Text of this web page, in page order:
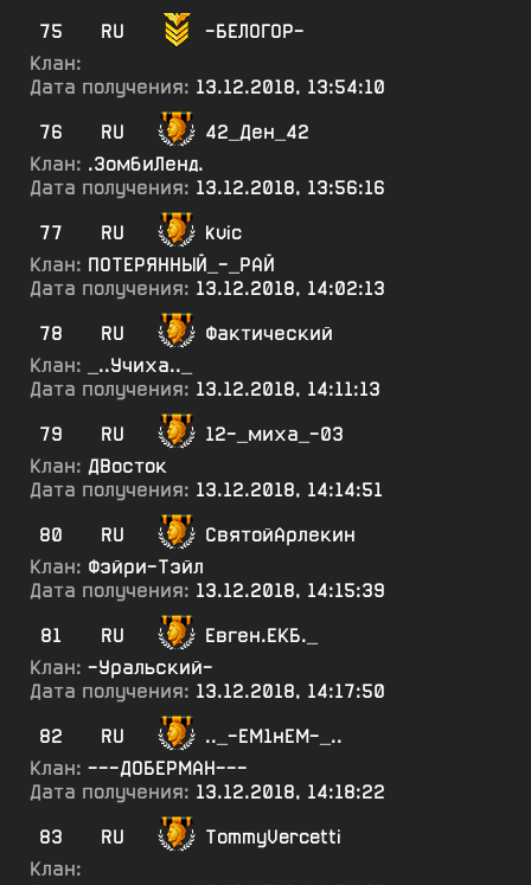
75
RU
-БЕЛОГОР-
Клан:
Дата получения: 13.12.2018, 13:54:10
76
RU
42_Ден_42
Клан: .ЗомбиЛенд.
Дата получения: 13.12.2018, 13:56:16
77
RU
kvic
Клан: ПОТЕРЯННЫЙ_-_РАЙ
Дата получения: 13.12.2018, 14:02:13
78
RU
Фактический
Клан:
_..Учиха.._
Дата получения: 13.12.2018, 14:11:13
79
RU
12-_миха_-03
Клан: ДВосток
Дата получения: 13.12.2018, 14:14:51
80
RU
СвятойАрлекин
Клан: Фэйри-Тэйл
Дата получения: 13.12.2018, 14:15:39
81
RU
Евген.ЕКБ._
Клан: -Уральский-
Дата получения: 13.12.2018, 14:17:50
82
RU
.._-ЕМ1нЕМ-_..
Клан: ---ДОБЕРМАН---
Дата получения: 13.12.2018, 14:18:22
83
RU
TommyVercetti
Клан: